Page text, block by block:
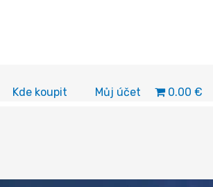
Kde koupit Můj účet 0.00 €